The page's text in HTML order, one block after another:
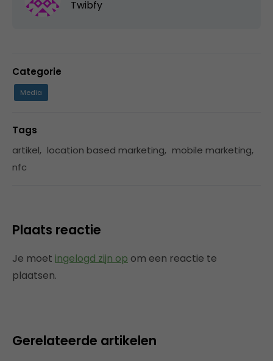
Twibfy
Categorie
Media
Tags
artikel, location based marketing, mobile marketing,
nfc
Plaats reactie
Je moet ingelogd zijn op om een reactie te
plaatsen.
Gerelateerde artikelen